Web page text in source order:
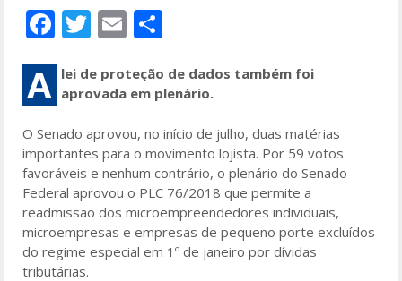
F
ac
e
b
o
o
k
T
w
itt
er
E
m
ai
l
ar
e
A lei de proteção de dados também foi
aprovada em plenário.
O Senado aprovou, no início de julho, duas matérias
importantes para o movimento lojista. Por 59 votos
favoráveis e nenhum contrário, o plenário do Senado
Federal aprovou o PLC 76/2018 que permite a
readmissão dos microempreendedores individuais,
microempresas e empresas de pequeno porte excluídos
do regime especial em 1º de janeiro por dívidas
tributárias.